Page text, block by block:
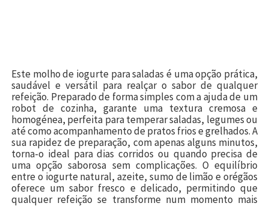
Este molho de iogurte para saladas é uma opção prática,
saudável e versátil para realçar o sabor de qualquer
refeição. Preparado de forma simples com a ajuda de um
robot de cozinha, garante uma textura cremosa e
homogénea, perfeita para temperar saladas, legumes ou
até como acompanhamento de pratos frios e grelhados. A
sua rapidez de preparação, com apenas alguns minutos,
torna-o ideal para dias corridos ou quando precisa de
uma opção saborosa sem complicações. O equilíbrio
entre o iogurte natural, azeite, sumo de limão e orégãos
oferece um sabor fresco e delicado, permitindo que
qualquer refeição se transforme num momento mais